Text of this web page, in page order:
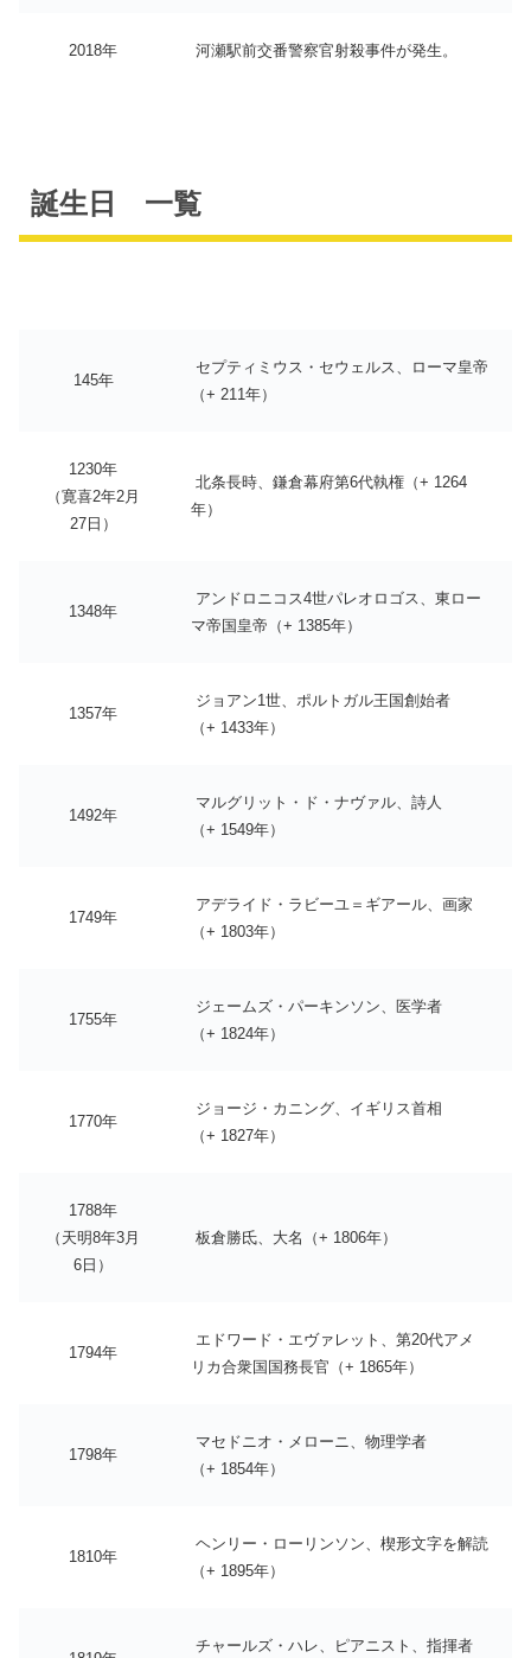
2018年 河瀬駅前交番警察官射殺事件が発生。
誕生日 一覧
145年
セプティミウス・セウェルス、ローマ皇帝
（+ 211年）
1230年
（寛喜2年2月
27日）
北条長時、鎌倉幕府第6代執権（+ 1264
年）
1348年
アンドロニコス4世パレオロゴス、東ロー
マ帝国皇帝（+ 1385年）
1357年
ジョアン1世、ポルトガル王国創始者
（+ 1433年）
1492年
マルグリット・ド・ナヴァル、詩人
（+ 1549年）
1749年
アデライド・ラビーユ＝ギアール、画家
（+ 1803年）
1755年
ジェームズ・パーキンソン、医学者
（+ 1824年）
1770年
ジョージ・カニング、イギリス首相
（+ 1827年）
1788年
（天明8年3月
6日）
板倉勝氐、大名（+ 1806年）
1794年
エドワード・エヴァレット、第20代アメ
リカ合衆国国務長官（+ 1865年）
1798年
マセドニオ・メローニ、物理学者
（+ 1854年）
1810年
ヘンリー・ローリンソン、楔形文字を解読
（+ 1895年）
チャールズ・ハレ、ピアニスト、指揮者